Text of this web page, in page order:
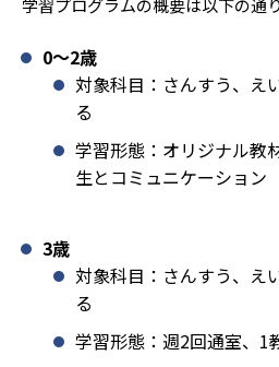
学習プログラムの概要は以下の通り
0〜2歳
対象科目：さんすう、え
る
学習形態：オリジナル教
生とコミュニケーション
3歳
対象科目：さんすう、え
る
学習形態：週2回通室、1